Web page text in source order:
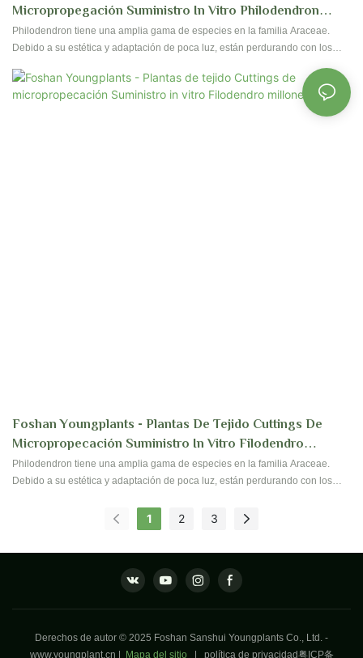
Micropropegación Suministro In Vitro Philodendron
Green Princess
Philodendron tiene una amplia gama de especies en la familia Araceae.
Debido a su estética y adaptación de poca luz, están perdurando con los
cientos de formas y diseños, dependiendo de la especie. Foshan
Youngplants ha estado produciendo alrededor de 40 tipos de especies
buscadas de filodendro y todavía seguimos explorando para más especies.
Foshan Youngplants - Plantas De Tejido Cuttings De
Micropropecación Suministro In Vitro Filodendro
Millones
Philodendron tiene una amplia gama de especies en la familia Araceae.
Debido a su estética y adaptación de poca luz, están perdurando con los
cientos de formas y diseños, dependiendo de la especie. Foshan
Youngplants ha estado produciendo alrededor de 40 tipos de especies
1 2 3
Derechos de autor © 2025 Foshan Sanshui Youngplants Co., Ltd. -
www.youngplant.cn | Mapa del sitio | política de privacidad粤ICP备